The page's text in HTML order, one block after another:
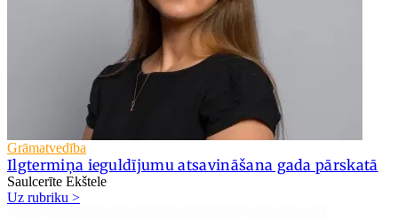
Grāmatvedība
Ilgtermiņa ieguldījumu atsavināšana gada pārskatā
Saulcerīte Ekštele
Uz rubriku >